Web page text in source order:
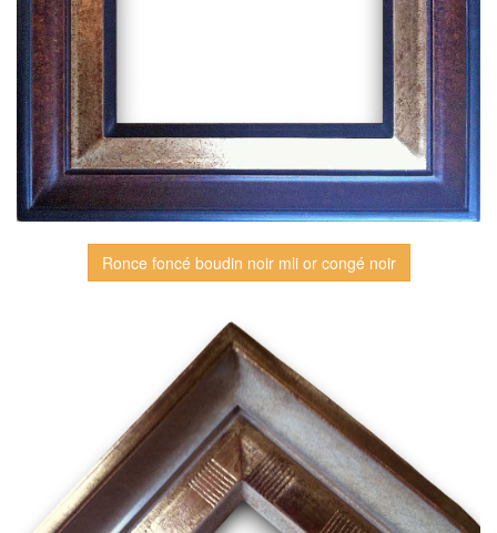
Ronce foncé boudin noir mli or congé noir